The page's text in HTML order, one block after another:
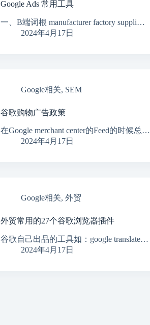
Google Ads 常用工具
一、B端词根 manufacturer factory suppli…
2024年4月17日
Google相关, SEM
谷歌购物广告政策
在Google merchant center的Feed的时候总…
2024年4月17日
Google相关, 外贸
外贸常用的27个谷歌浏览器插件
谷歌自己出品的工具如：google translate…
2024年4月17日